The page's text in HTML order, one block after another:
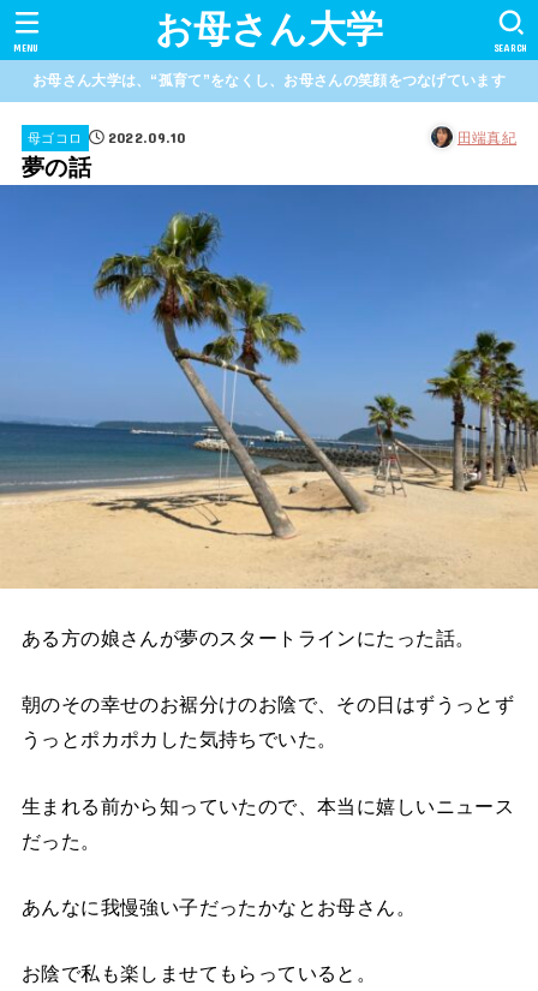
お母さん大学 SEARCH
MENU
お母さん大学は、“孤育て”をなくし、お母さんの笑顔をつなげています
母ゴコロ 2022.09.10 田端真紀
夢の話
ある方の娘さんが夢のスタートラインにたった話。
朝のその幸せのお裾分けのお陰で、その日はずうっとず
うっとポカポカした気持ちでいた。
生まれる前から知っていたので、本当に嬉しいニュース
だった。
あんなに我慢強い子だったかなとお母さん。
お陰で私も楽しませてもらっていると。